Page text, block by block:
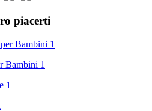
piacerti
Bambini 1